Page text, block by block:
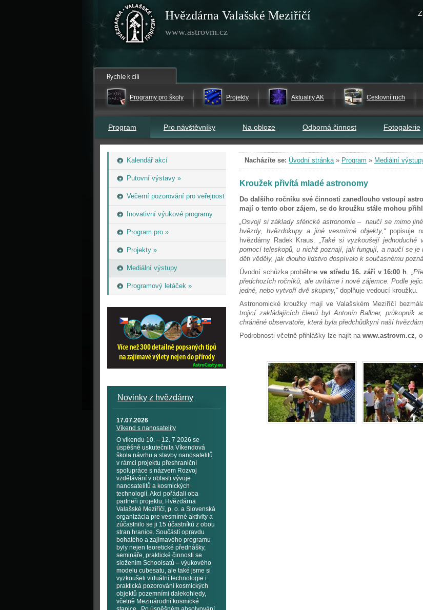
Hvězdárna Valašské Meziříčí
www.astrovm.cz
Programy pro školy Projekty Aktuality AK Cestovní ruch
Program Pro návštěvníky Na obloze Odborná činnost Fotogalerie
Kalendář akcí
Putovní výstavy »
Večerní pozorování pro veřejnost
Inovativní výukové programy
Program pro »
Projekty »
Mediální výstupy
Programový letáček »
Novinky z hvězdárny
17.07.2026
Víkend s nanosatelity
O víkendu 10. – 12. 7 2026 se
úspěšně uskutečnila Víkendová
škola návrhu a stavby nanosatelitů
v rámci projektu přeshraniční
spolupráce s názvem Rozvoj
vzdělávání v oblasti vývoje
nanosatelitů a kosmických
technologií. Akci pořádali oba
partneři projektu, Hvězdárna
Valašské Meziříčí, p. o. a Slovenská
organizácia pre vesmírné aktivity a
zúčastnilo se ji 15 účastníků z obou
stran hranice. Součástí opravdu
bohatého a zajímavého programu
byly nejen teoretické přednášky,
semináře, praktické činnosti se
složením Schoolsatů – výukového
modelu cubesatu, ale také jsme si
vyzkoušeli virtuální technologie i
praktická pozorování kosmických
objektů pozemními dalekohledy,
včetně Mezinárodní kosmické
Nacházíte se: Úvodní stránka» Program » Mediální
Kroužek přivítá mladé astronomy
Do dalšího ročníku své činnosti zanedlouho vstoupí
mají o tento obor zájem, se do kroužku stále mohou
„Osvojí si základy sférické astronomie – naučí se mimo
hvězdy, hvězdokupy a jiné vesmírné objekty,“popisuje
hvězdárny Radek Kraus. „Také si vyzkoušejí jednoduché
pomocí teleskopů, u nichž poznají, jak fungují, a naučí se
děti věděly, jak dlouho lidstvo dospívalo k současnému
Úvodní schůzka proběhneve středu 16. září v 16:00 h.
předchozích ročníků, ale uvítáme i nové zájemce. Podle
jedné, nebo vytvoří dvě skupiny,“ doplňuje vedoucí kroužku.
Astronomické kroužky mají ve Valašském Meziříčí
trojicí zakládajících členů byl Antonín Ballner, průkopník
chráněné observatoře, která byla předchůdkyní naší
Podrobnosti včetně přihlášky lze najít nawww.astrovm.cz,